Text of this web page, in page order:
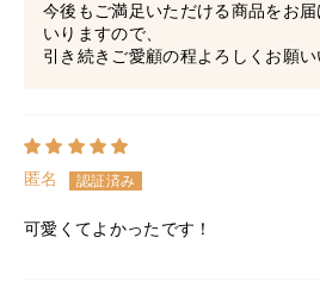
今後もご満足いただける商品をお
いりますので、
引き続きご愛顧の程よろしくお願い
匿名
可愛くてよかったです！